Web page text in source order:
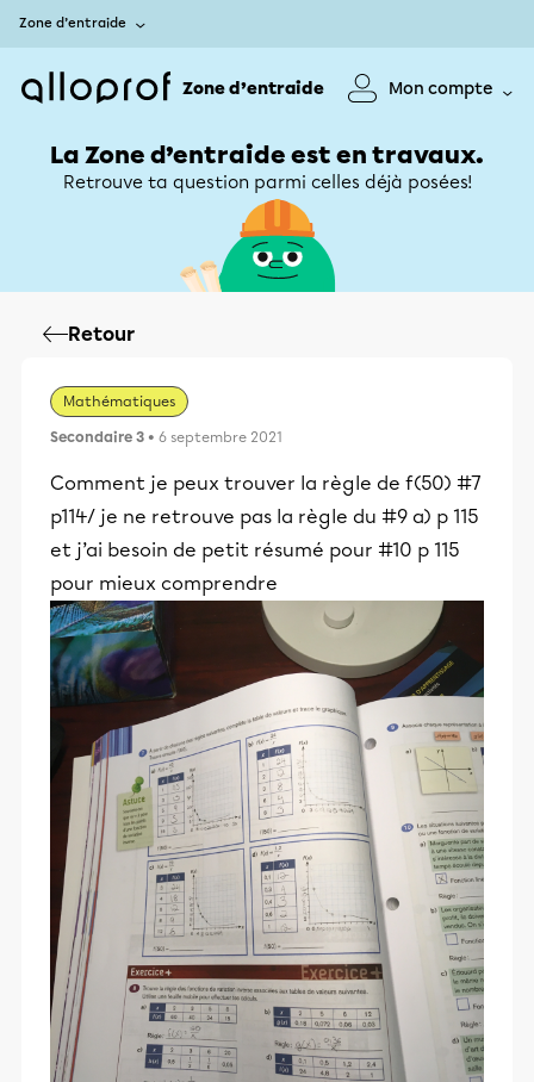
Zone d’entraide
Zone d’entraide Mon compte
La Zone d’entraide est en travaux.
Retrouve ta question parmi celles déjà posées!
Retour
Mathématiques
Secondaire 3 • 6 septembre 2021
Comment je peux trouver la règle de f(50) #7
p114/ je ne retrouve pas la règle du #9 a) p 115
et j’ai besoin de petit résumé pour #10 p 115
pour mieux comprendre